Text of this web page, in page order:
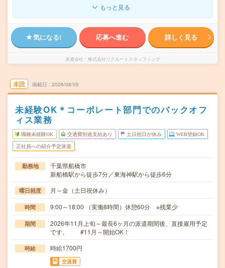
もっと見る
気になる! 応募へ進む 詳しく見る
派遣会社 株式会社リクルートスタッフィング
未読 掲載日 2026/08/05
未経験OK＊コーポレート部門でのバックオフ
ィス業務
職種未経験OK 交通費別途支給あり 土日祝日が休み WEB登録OK
正社員への紹介予定派遣
勤務地
千葉県船橋市
新船橋駅から徒歩7分／東海神駅から徒歩6分
曜日頻度 月～金（土日祝休み）
時間 9:00～18:00 （実働8時間）休憩60分 ※残業少
期間
2026年11月上旬～最長6ヶ月の派遣期間後、直接雇用予定
です。 #11月～開始OK！
時給 時給1700円
交通費